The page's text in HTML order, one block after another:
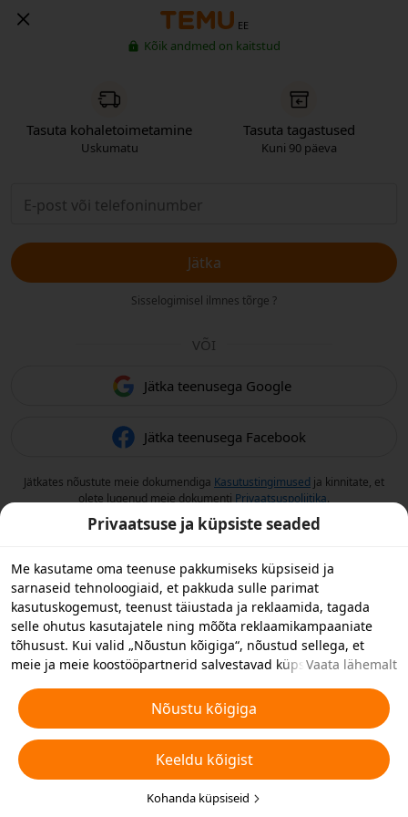
EE
Kõik andmed on kaitstud
Tasuta kohaletoimetamine
Uskumatu
Tasuta tagastused
Kuni 90 päeva
Jätka
Sisselogimisel ilmnes tõrge ?
VÕI
Jätka teenusega Google
Jätka teenusega Facebook
Jätkates nõustute meie dokumendiga Kasutustingimused ja kinnitate, et
olete lugenud meie dokumenti Privaatsuspoliitika.
Privaatsuse ja küpsiste seaded
Me kasutame oma teenuse pakkumiseks küpsiseid ja
sarnaseid tehnoloogiaid, et pakkuda sulle parimat
kasutuskogemust, teenust täiustada ja reklaamida, tagada
selle ohutus kasutajatele ning mõõta reklaamikampaaniate
tõhusust. Kui valid „Nõustun kõigiga“, nõustud sellega, et
meie ja meie koostööpartnerid salvestavad küpsiseid ja
seadmesse. Samuti saad valida „Keeldun kõigist“, et keelduda
mitteolulistest küpsistest, või valida allpool või oma
privaatsusseadetes „Kohanda küpsiseid”, et valida millist tüüpi
küpsiseid soovite vastu võtta või keelata. Täiendavate
üksikasjade jaoks vaataKüpsiste ja muu sarnase tehnoloogia
Vaata lähemalt
Nõustu kõigiga
Keeldu kõigist
Kohanda küpsiseid